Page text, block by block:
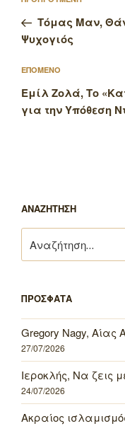
άρθρων
άρθροΤόμας Μαν,
Ψυχογιός
Επόμενο
άρθρο
ΕΠΟΜΕΝΟ
Εμίλ Ζολά, Το
για την Υπόθεση
ΑΝΑΖΗΤΗΣΗ
για:
ΠΡΟΣΦΑΤΑ
Gregory Nagy, Αίας
27/07/2026
Ιεροκλής, Να ζεις
24/07/2026
Ακραίος